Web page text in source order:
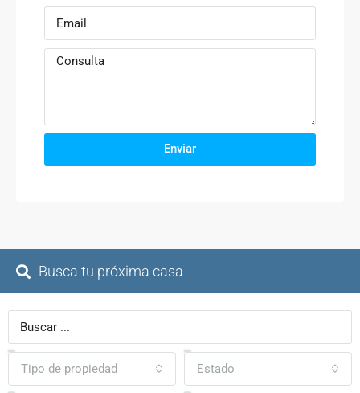
Enviar
Busca tu próxima casa
Tipo de propiedad Estado